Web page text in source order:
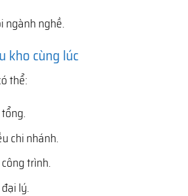
ngành nghề.
kho cùng lúc
thể:
chi nhánh.
trình.
lý.